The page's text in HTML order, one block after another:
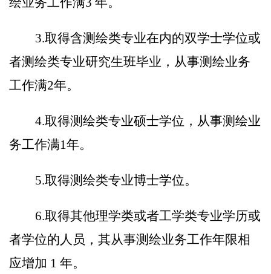
3.取得含测绘类专业在内的双学士学位或
者测绘类专业研究生班毕业，从事测绘业务
工作满2年。
4.取得测绘类专业硕士学位，从事测绘业
务工作满1年。
5.取得测绘类专业博士学位。
6.取得其他理学类或者工学类专业学历或
者学位的人员，其从事测绘业务工作年限相
应增加 1 年。